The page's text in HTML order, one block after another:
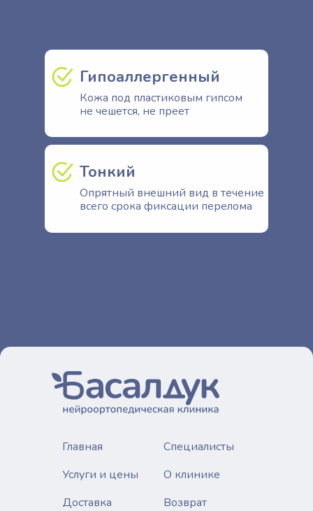
Гипоаллергенный
Кожа под пластиковым гипсом
не чешется, не преет
Тонкий
Опрятный внешний вид в течение
всего срока фиксации перелома
Главная
Услуги и цены
Специалисты
О клинике
Доставка
Возврат